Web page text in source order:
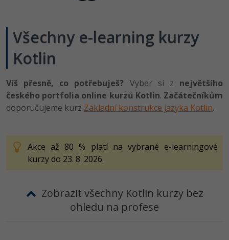
Všechny e-learning kurzy
Kotlin
Víš přesně, co potřebuješ? Vyber si z největšího
českého portfolia online kurzů Kotlin. Začátečníkům
doporučujeme kurz Základní konstrukce jazyka Kotlin.
Akce až 80 % platí na vybrané e-learningové
kurzy do 23. 8. 2026.
Zobrazit všechny Kotlin kurzy bez
ohledu na profese